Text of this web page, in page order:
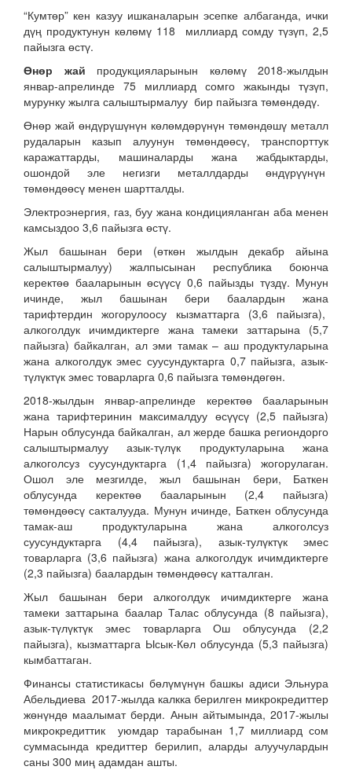
“Кумтөр” кен казуу ишканаларын эсепке албаганда, ички
дүң продуктунун көлөмү 118 миллиард сомду түзүп, 2,5
пайызга өстү.
Өнөр жай продукцияларынын көлөмү 2018-жылдын
январ-апрелинде 75 миллиард сомго жакынды түзүп,
мурунку жылга салыштырмалуу бир пайызга төмөндөдү.
Өнөр жай өндүрүшүнүн көлөмдөрүнүн төмөндөшү металл
рудаларын казып алуунун төмөндөөсү, транспорттук
каражаттарды, машиналарды жана жабдыктарды,
ошондой эле негизги металлдарды өндүрүүнүн
төмөндөөсү менен шартталды.
Электроэнергия, газ, буу жана кондицияланган аба менен
камсыздоо 3,6 пайызга өстү.
Жыл башынан бери (өткөн жылдын декабр айына
салыштырмалуу) жалпысынан республика боюнча
керектөө бааларынын өсүүсү 0,6 пайызды түздү. Мунун
ичинде, жыл башынан бери баалардын жана
тарифтердин жогорулоосу кызматтарга (3,6 пайызга),
алкоголдук ичимдиктерге жана тамеки заттарына (5,7
пайызга) байкалган, ал эми тамак – аш продуктуларына
жана алкоголдук эмес суусундуктарга 0,7 пайызга, азык-
түлүктүк эмес товарларга 0,6 пайызга төмөндөгөн.
2018-жылдын январ-апрелинде керектөө бааларынын
жана тарифтеринин максималдуу өсүүсү (2,5 пайызга)
Нарын облусунда байкалган, ал жерде башка региондорго
салыштырмалуу азык-түлүк продуктуларына жана
алкоголсуз суусундуктарга (1,4 пайызга) жогорулаган.
Ошол эле мезгилде, жыл башынан бери, Баткен
облусунда керектөө бааларынын (2,4 пайызга)
төмөндөөсү сакталууда. Мунун ичинде, Баткен облусунда
тамак-аш продуктуларына жана алкоголсуз
суусундуктарга (4,4 пайызга), азык-тулүктүк эмес
товарларга (3,6 пайызга) жана алкоголдук ичимдиктерге
(2,3 пайызга) баалардын төмөндөөсү катталган.
Жыл башынан бери алкоголдук ичимдиктерге жана
тамеки заттарына баалар Талас облусунда (8 пайызга),
азык-түлүктүк эмес товарларга Ош облусунда (2,2
пайызга), кызматтарга Ысык-Көл облусунда (5,3 пайызга)
кымбаттаган.
Финансы статистикасы бөлүмүнүн башкы адиси Эльнура
Абельдиева 2017-жылда калкка берилген микрокредиттер
жөнүндө маалымат берди. Анын айтымында, 2017-жылы
микрокредиттик уюмдар тарабынан 1,7 миллиард сом
суммасында кредиттер берилип, аларды алуучулардын
саны 300 миң адамдан ашты.